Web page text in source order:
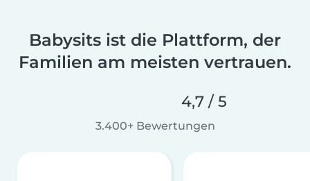
Babysits ist die Plattform, der
Familien am meisten vertrauen.
4,7 / 5
3.400+ Bewertungen